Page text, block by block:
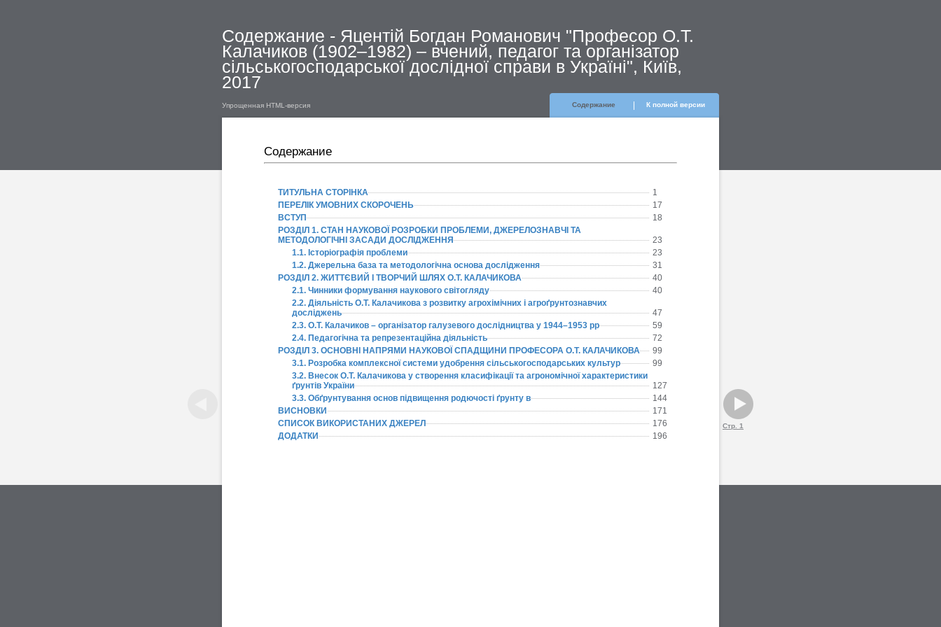
Содержание - Яцентій Богдан Романович "Професор О.Т.
Калачиков (1902–1982) – вчений, педагог та організатор
сільськогосподарської дослідної справи в Україні", Київ,
2017
Упрощенная HTML-версия К полной версии
Содержание
Стр. 1
Содержание
ТИТУЛЬНА СТОРІНКА
1
ПЕРЕЛІК УМОВНИХ СКОРОЧЕНЬ
17
ВСТУП
18
РОЗДІЛ 1. CТАН НАУКОВОЇ РОЗРОБКИ ПРОБЛЕМИ, ДЖЕРЕЛОЗНАВЧІ ТА
МЕТОДОЛОГІЧНІ ЗАСАДИ ДОСЛІДЖЕННЯ
23
1.1. Історіографія проблеми
23
1.2. Джерельна база та методологічна основа дослідження
31
РОЗДІЛ 2. ЖИТТЄВИЙ І ТВОРЧИЙ ШЛЯХ О.Т. КАЛАЧИКОВА
40
2.1. Чинники формування наукового світогляду
40
2.2. Діяльність О.Т. Калачикова з розвитку агрохімічних і агроґрунтознавчих
досліджень
47
2.3. О.Т. Калачиков – організатор галузевого дослідництва у 1944–1953 рр
59
2.4. Педагогічна та репрезентаційна діяльність
72
РОЗДІЛ 3. ОСНОВНІ НАПРЯМИ НАУКОВОЇ СПАДЩИНИ ПРОФЕСОРА О.Т. КАЛАЧИКОВА
99
3.1. Розробка комплексної системи удобрення сільськогосподарських культур
99
3.2. Внесок О.Т. Калачикова у створення класифікації та агрономічної характеристики
ґрунтів України
127
3.3. Обґрунтування основ підвищення родючості ґрунту в
144
ВИСНОВКИ
171
СПИСОК ВИКОРИСТАНИХ ДЖЕРЕЛ
176
ДОДАТКИ
196